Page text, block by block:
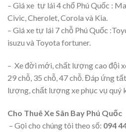
– Giá xe tự lái 4 chổ Phú Quốc :
Civic, Cherolet, Corola và Kia.
– Giá xe tự lái 7 chỗ Phú Quốc
isuzu và Toyota fortuner.
– Xe đời mới, chất lượng cao đội
29 chỗ, 35 chỗ, 47 chỗ. Đáp ứng
lượng, chất lượng xe phục vụ quý
Cho Thuê Xe Sân Bay Phú Quốc
– Gọi cho chúng tôi theo số: 094